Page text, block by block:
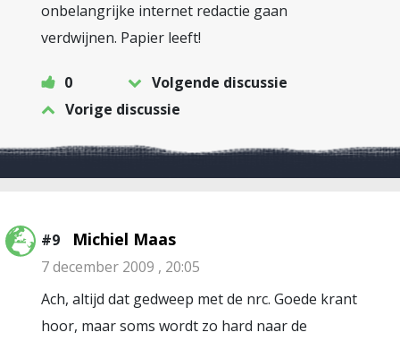
onbelangrijke internet redactie gaan
verdwijnen. Papier leeft!
0
Volgende discussie
Vorige discussie
#9 Michiel Maas
7 december 2009 , 20:05
Ach, altijd dat gedweep met de nrc. Goede krant
hoor, maar soms wordt zo hard naar de